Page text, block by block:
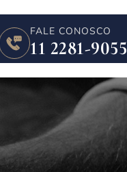
FALE CONOSCO
11 2281-9055